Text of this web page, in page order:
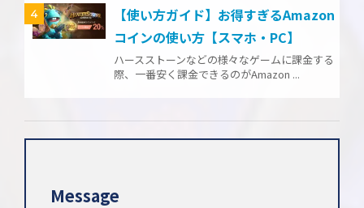
4
【使い方ガイド】お得すぎるAmazon
コインの使い方【スマホ・PC】
ハースストーンなどの様々なゲームに課金する
際、一番安く課金できるのがAmazon ...
Message